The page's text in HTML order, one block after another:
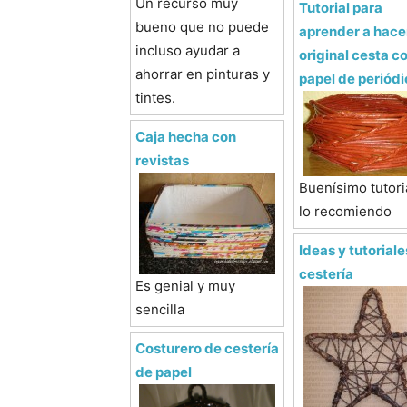
Un recurso muy
bueno que no puede
incluso ayudar a
ahorrar en pinturas y
tintes.
Caja hecha con
revistas
Es genial y muy
sencilla
Costurero de cestería
de papel
Tutorial para
aprender a
original cesta
papel de
Buenísimo
lo recomiendo
Ideas y
cestería